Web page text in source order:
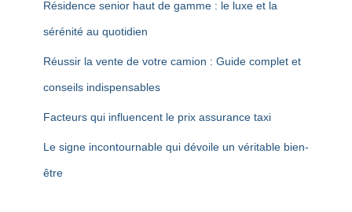
Résidence senior haut de gamme : le luxe et la
sérénité au quotidien
Réussir la vente de votre camion : Guide complet et
conseils indispensables
Facteurs qui influencent le prix assurance taxi
Le signe incontournable qui dévoile un véritable bien-
être